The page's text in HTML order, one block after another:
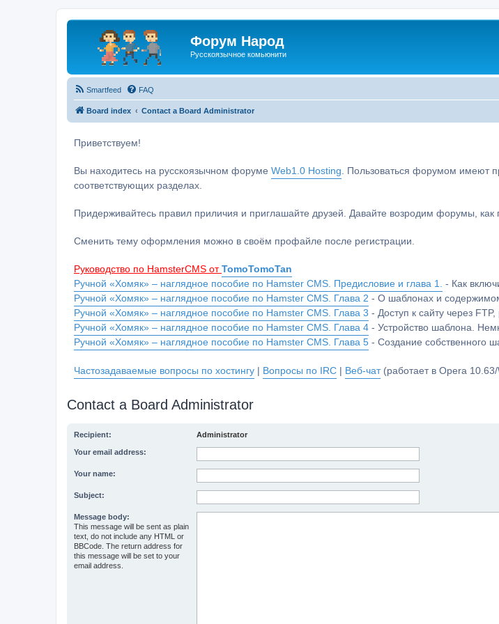
Форум Народ
Русскоязычное комьюнити
Smartfeed FAQ
Board index Contact a Board Administrator
Приветствуем!
Вы находитесь на русскоязычном форуме Web1.0 Hosting . Пользоваться форумом имеют
соответствующих разделах.
Придерживайтесь правил приличия и приглашайте друзей. Давайте возродим форумы,
Сменить тему оформления можно в своём профайле после регистрации.
Руководство по HamsterCMS от TomoTomoTan
Ручной «Хомяк» – наглядное пособие по Hamster CMS. Предисловие и глава 1.
- Как
Ручной «Хомяк» – наглядное пособие по Hamster CMS. Глава 2 - О шаблонах и
Ручной «Хомяк» – наглядное пособие по Hamster CMS. Глава 3 - Доступ к сайту через
Ручной «Хомяк» – наглядное пособие по Hamster CMS. Глава 4 - Устройство шаблона.
Ручной «Хомяк» – наглядное пособие по Hamster CMS. Глава 5 - Создание собственного
Частозадаваемые вопросы по хостингу | Вопросы по IRC | Веб-чат(работает в Opera
Contact a Board Administrator
Recipient: Administrator
Your email address:
Your name:
Subject:
Message body:
This message will be sent as plain
text, do not include any HTML or
BBCode. The return address for
this message will be set to your
email address.